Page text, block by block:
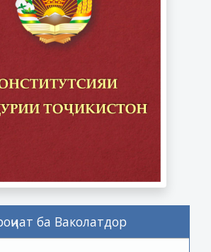
ба Ваколатдор